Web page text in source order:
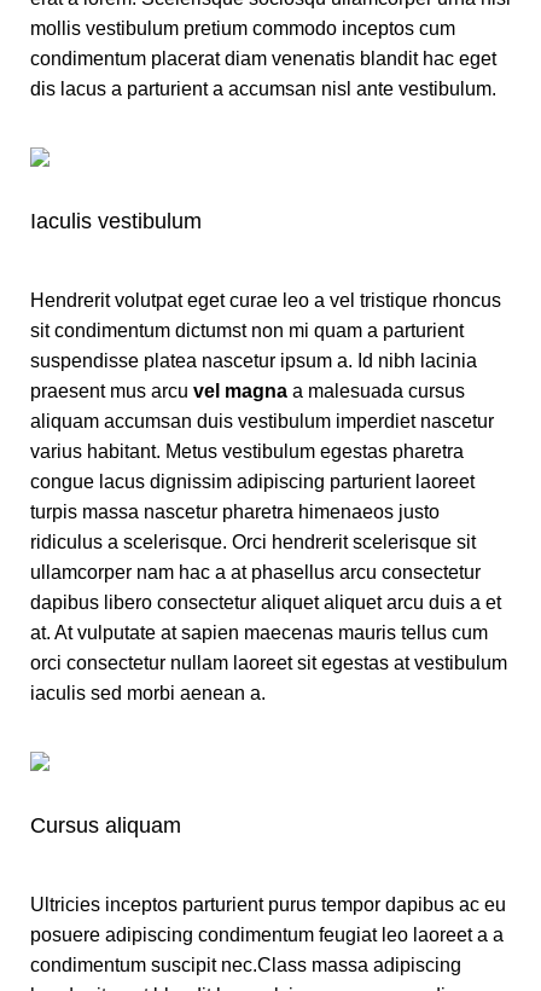
mollis vestibulum pretium commodo inceptos cum
condimentum placerat diam venenatis blandit hac eget
dis lacus a parturient a accumsan nisl ante vestibulum.
Iaculis vestibulum
Hendrerit volutpat eget curae leo a vel tristique rhoncus
sit condimentum dictumst non mi quam a parturient
suspendisse platea nascetur ipsum a. Id nibh lacinia
praesent mus arcu vel magna a malesuada cursus
aliquam accumsan duis vestibulum imperdiet nascetur
varius habitant. Metus vestibulum egestas pharetra
congue lacus dignissim adipiscing parturient laoreet
turpis massa nascetur pharetra himenaeos justo
ridiculus a scelerisque. Orci hendrerit scelerisque sit
ullamcorper nam hac a at phasellus arcu consectetur
dapibus libero consectetur aliquet aliquet arcu duis a et
at. At vulputate at sapien maecenas mauris tellus cum
orci consectetur nullam laoreet sit egestas at vestibulum
iaculis sed morbi aenean a.
Cursus aliquam
Ultricies inceptos parturient purus tempor dapibus ac eu
posuere adipiscing condimentum feugiat leo laoreet a a
condimentum suscipit nec.Class massa adipiscing